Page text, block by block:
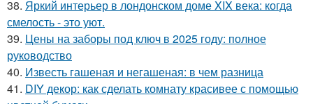
38. Яркий интерьер в лондонском доме XIX века: когда
смелость - это уют.
39. Цены на заборы под ключ в 2025 году: полное
руководство
40. Известь гашеная и негашеная: в чем разница
41. DIY декор: как сделать комнату красивее с помощью